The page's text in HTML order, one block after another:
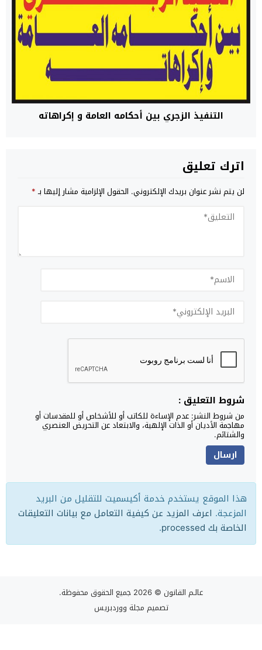
التنفيذ الزجري بين أحكامه العامة و إكراهاته
اترك تعليق
لن يتم نشر عنوان بريدك الإلكتروني. الحقول الإلزامية مشار إليها بـ*
شروط التعليق :
من شروط النشر: عدم الإساءة للكاتب أو للأشخاص أو للمقدسات أو
مهاجمة الأديان أو الذات الإلهية، والابتعاد عن التحريض العنصري
والشتائم.
هذا الموقع يستخدم خدمة أكيسميت للتقليل من البريد
المزعجة. اعرف المزيد عن كيفية التعامل مع بيانات التعليقات
الخاصة بك processed
.
عالـم القانون © 2026 جميع الحقوق محفوظة.
تصميم مجلة ووردبريس